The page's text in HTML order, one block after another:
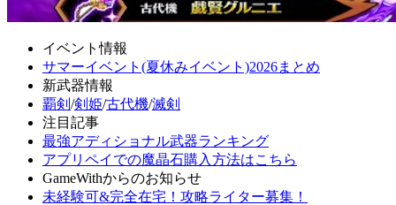
イベント情報
サマーイベント(夏休みイベント)2026まとめ
新武器情報
覇剣 /剣姫/古代機/滅剣
注目記事
最強アディショナル武器ランキング
アプリペイでの魔晶石購入方法はこちら
GameWithからのお知らせ
未経験可&完全在宅！攻略ライター募集！